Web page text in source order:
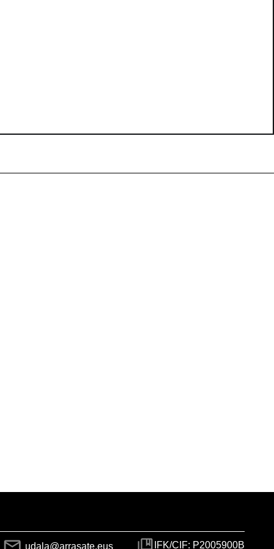
udala@arrasate.eus IFK/CIF: P2005900B